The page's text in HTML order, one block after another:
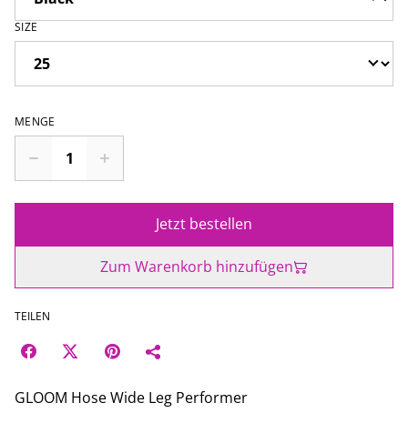
SIZE
MENGE
Jetzt bestellen
Zum Warenkorb hinzufügen
TEILEN
GLOOM Hose Wide Leg Performer